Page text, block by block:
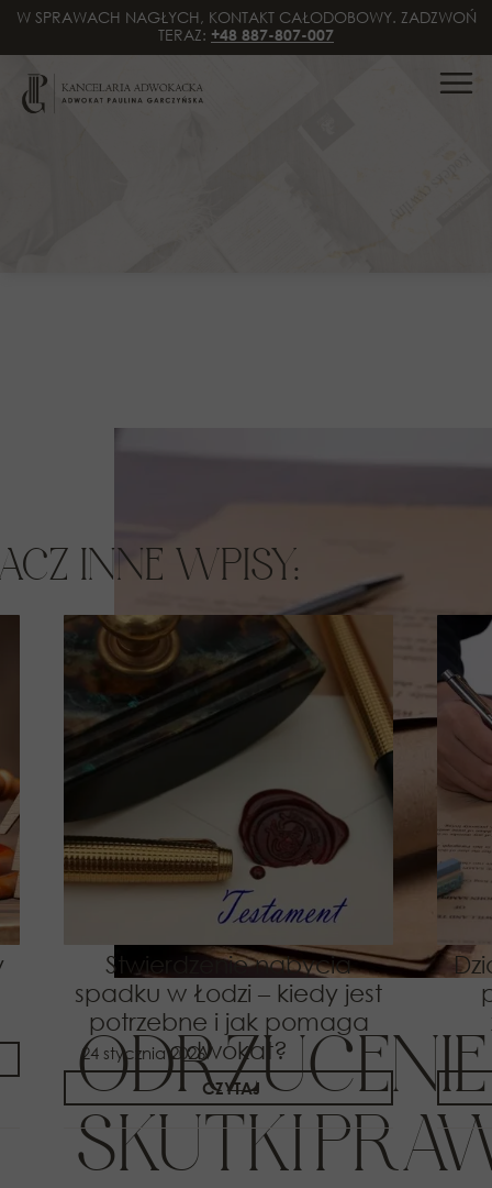
W SPRAWACH NAGŁYCH, KONTAKT CAŁODOBOWY. ZADZWOŃ
TERAZ: +48 887-807-007
INNE WPISY:
Stwierdzenie nabycia
spadku w Łodzi – kiedy jest
potrzebne i jak pomaga
adwokat?
CZYTAJ
SKUTKI
24 stycznia 2026